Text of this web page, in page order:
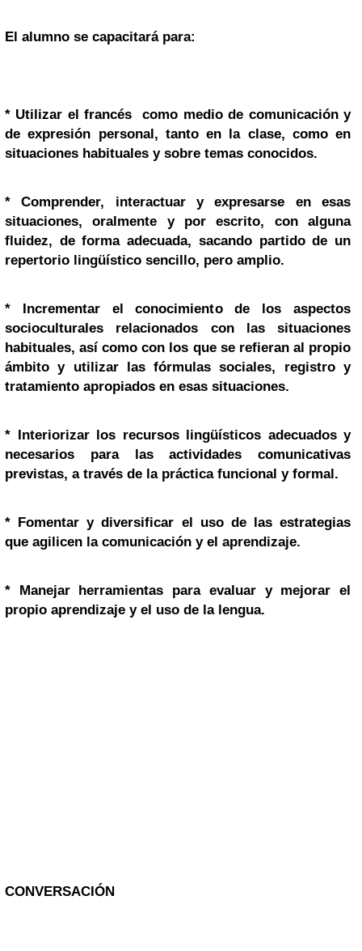
El alumno se capacitará para:
* Utilizar el francés como medio de comunicación y
de expresión personal, tanto en la clase, como en
situaciones habituales y sobre temas conocidos.
* Comprender, interactuar y expresarse en esas
situaciones, oralmente y por escrito, con alguna
fluidez, de forma adecuada, sacando partido de un
repertorio lingüístico sencillo, pero amplio.
* Incrementar el conocimiento de los aspectos
socioculturales relacionados con las situaciones
habituales, así como con los que se refieran al propio
ámbito y utilizar las fórmulas sociales, registro y
tratamiento apropiados en esas situaciones.
* Interiorizar los recursos lingüísticos adecuados y
necesarios para las actividades comunicativas
previstas, a través de la práctica funcional y formal.
* Fomentar y diversificar el uso de las estrategias
que agilicen la comunicación y el aprendizaje.
* Manejar herramientas para evaluar y mejorar el
propio aprendizaje y el uso de la lengua.
CONVERSACIÓN